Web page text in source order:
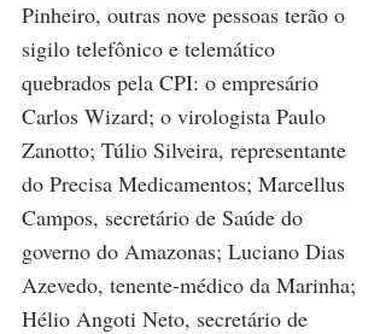
Pinheiro, outras nove pessoas terão o
sigilo telefônico e telemático
quebrados pela CPI: o empresário
Carlos Wizard; o virologista Paulo
Zanotto; Túlio Silveira, representante
do Precisa Medicamentos; Marcellus
Campos, secretário de Saúde do
governo do Amazonas; Luciano Dias
Azevedo, tenente-médico da Marinha;
Hélio Angoti Neto, secretário de